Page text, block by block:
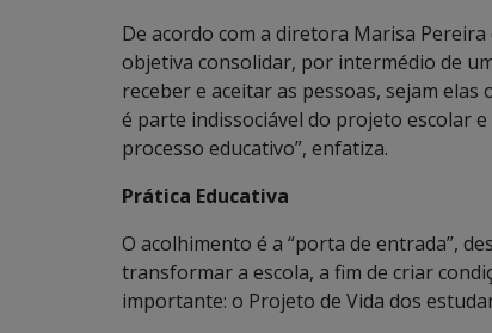
De acordo com a diretora Marisa
objetiva consolidar, por intermédio de
receber e aceitar as pessoas, sejam
é parte indissociável do projeto escolar
processo educativo”, enfatiza.
Prática Educativa
O acolhimento é a “porta de entrada”,
transformar a escola, a fim de criar
importante: o Projeto de Vida dos